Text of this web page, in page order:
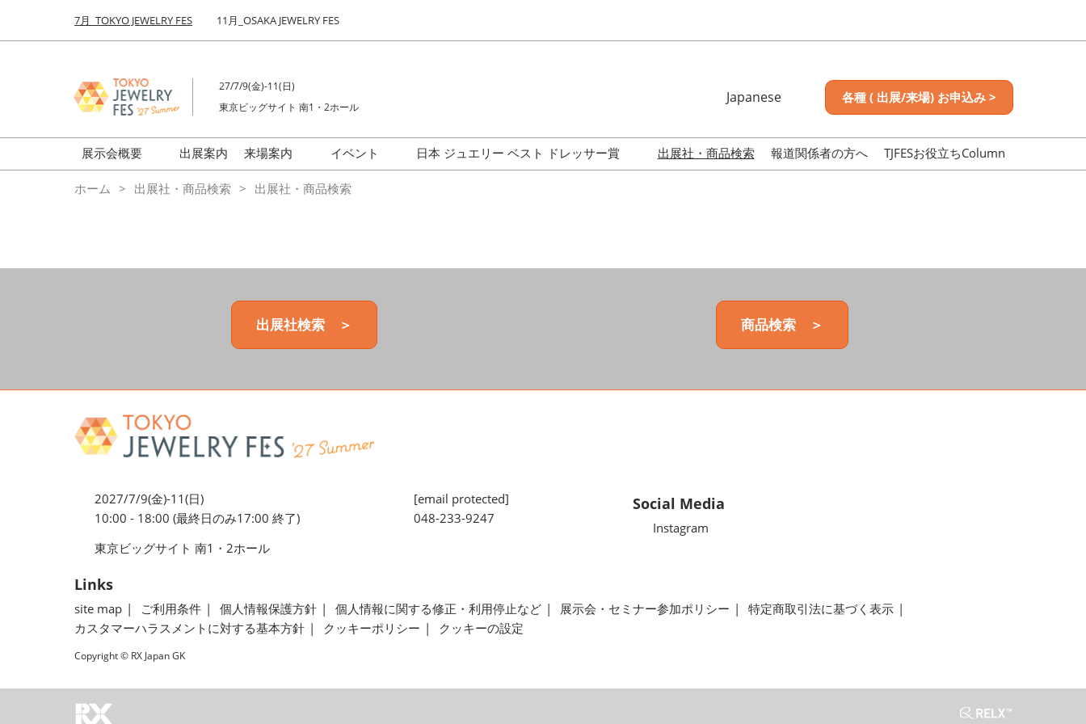
キ
し
て
む
to
7月_TOKYO JEWELRY FES 11月_OSAKA JEWELRY FES
27/7/9(金)-11(日)
東京ビッグサイト 南1・2ホール
Japanese
English
各種 ( 出展/来場) お申込み >
展示会概要
前回来場者数
ミネラル&ストーンFES
出展案内
来場案内
会場の様子
イベント
日本 ジュエリー ベスト ドレッサー賞
出展社・商品検索 報道関係者の方へ TJFESお役立ちColumn
ホーム 出展社・商品検索 出展社・商品検索
出展社検索 ＞ 商品検索 ＞
2027/7/9(金)-11(日)
10:00 - 18:00 (最終日のみ17:00 終了)
東京ビッグサイト 南1・2ホール
[email protected]
048-233-9247
Social Media
Instagram
Links
site map ご利用条件 個人情報保護方針 個人情報に関する修正・利用停止など 展示会・セミナー参加ポリシー
特定商取引法に基づく表示
カスタマーハラスメントに対する基本方針
クッキーポリシー クッキーの設定
Copyright © RX Japan GK